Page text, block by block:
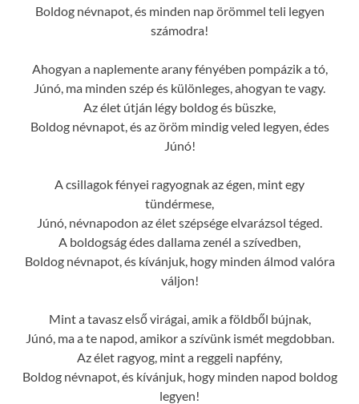
Boldog névnapot, és minden nap örömmel teli legyen
számodra!
Ahogyan a naplemente arany fényében pompázik a tó,
Júnó, ma minden szép és különleges, ahogyan te vagy.
Az élet útján légy boldog és büszke,
Boldog névnapot, és az öröm mindig veled legyen, édes
Júnó!
A csillagok fényei ragyognak az égen, mint egy
tündérmese,
Júnó, névnapodon az élet szépsége elvarázsol téged.
A boldogság édes dallama zenél a szívedben,
Boldog névnapot, és kívánjuk, hogy minden álmod valóra
váljon!
Mint a tavasz első virágai, amik a földből bújnak,
Júnó, ma a te napod, amikor a szívünk ismét megdobban.
Az élet ragyog, mint a reggeli napfény,
Boldog névnapot, és kívánjuk, hogy minden napod boldog
legyen!